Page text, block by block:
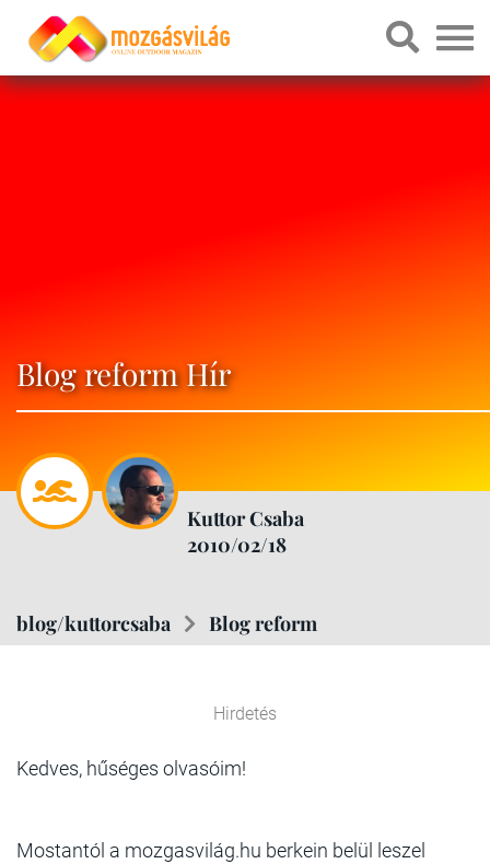
Blog reform Hír
Kuttor Csaba
2010/02/18
blog/kuttorcsaba Blog reform
Hirdetés
Kedves, hűséges olvasóim!
Mostantól a mozgasvilág.hu berkein belül leszel